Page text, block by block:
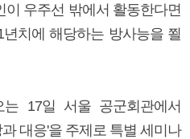
우주선 밖에서 활동한다면
치에 해당하는 방사능을 쬘
17일 서울 공군회관에서
대응'을 주제로 특별 세미나